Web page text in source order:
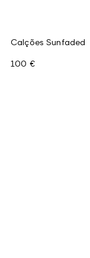
Calções Sunfaded
100 €